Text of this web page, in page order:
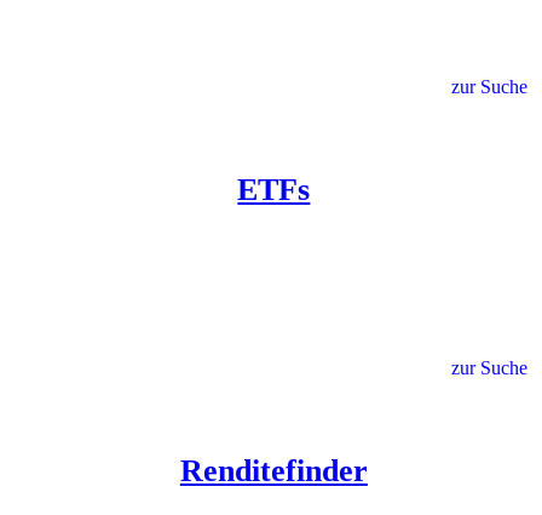
zur Suche
ETFs
zur Suche
Renditefinder